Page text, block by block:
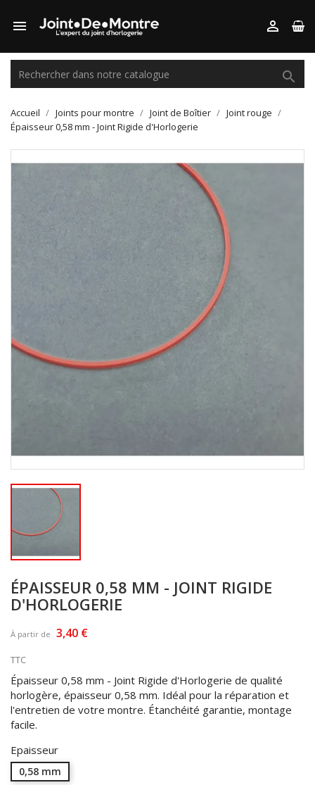
 

Accueil Joints pour montre Joint de Boîtier
Joint rouge
Épaisseur 0,58 mm - Joint Rigide d'Horlogerie
ÉPAISSEUR 0,58 MM - JOINT RIGIDE
D'HORLOGERIE
À partir de 3,40 €
TTC
Épaisseur 0,58 mm - Joint Rigide d'Horlogerie de qualité
horlogère, épaisseur 0,58 mm. Idéal pour la réparation et
l'entretien de votre montre. Étanchéité garantie, montage
facile.
Epaisseur
0,58 mm